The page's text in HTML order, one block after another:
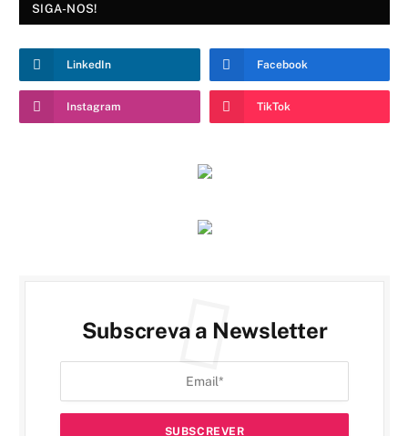
SIGA-NOS!
LinkedIn Facebook
Instagram TikTok
Subscreva a Newsletter